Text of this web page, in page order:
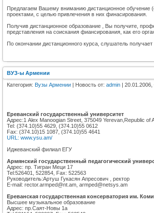
Предлагаем Вашему вниманию дистанционное обучение
проектами, с целью привлечения в них финасирования.
Получив дистанционное образование , Вы получите,
представления на соискания фиансирования, как его
По окончании дистанционного курса, слушатель
ВУЗ-ы Армении
Категория: Вузы Армении | Новость от: admin | 20.01.2006,
Ереванский государственный университет
Адрес:1 Alex Manoogian Street, 375049 Yerevan,Republic of
Tel: (374.10)55 4629, (374.10)55 0612
Fax: (374.10)15 1087, (374.10)55 4641
URL: www.ysu.am/
Иджеванский филиал ЕГУ
Армянский государственный педагогический
Адрес: пр. Тигран Меци 17
Tel:526401, 522854, Fax: 522563
Руководитель:Артуш Гукасян Апресович , ректор
E-mail: rector.armped@nt.am, armped@netsys.am
Ереванская государственная консерватория им.
Высшее музыкальное образование
Адрес: пр.Саят-Новы 1а